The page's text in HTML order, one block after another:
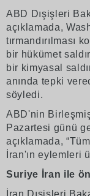
ABD Dışişleri
açıklamada,
tırmandırılması
bir hükümet
bir kimyasal
anında tepki
söyledi.
ABD'nin
Pazartesi günü
açıklamada,
İran'ın eylemleri
Suriye İran ile
İran Dışişleri